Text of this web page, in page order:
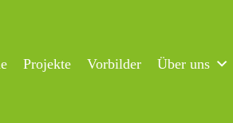
Projekte Vorbilder Über uns